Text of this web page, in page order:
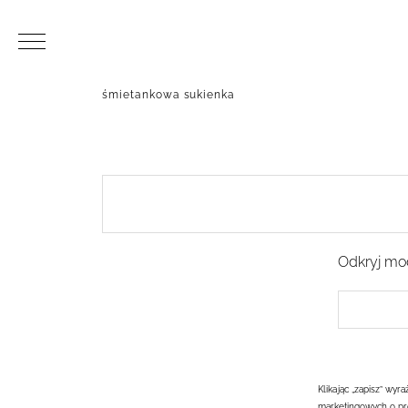
śmietankowa sukienka
Odkryj
Klikając „zapisz”